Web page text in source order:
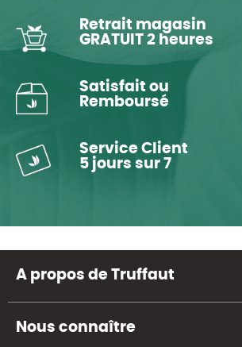
Retrait magasin
GRATUIT 2 heures
Satisfait ou
Remboursé
Service Client
5 jours sur 7
A propos de Truffaut
Nous connaître